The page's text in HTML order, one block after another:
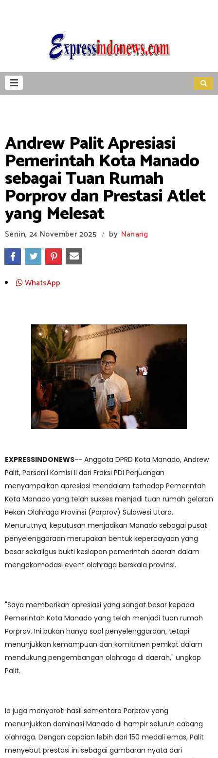
Andrew Palit Apresiasi
Pemerintah Kota Manado
sebagai Tuan Rumah
Porprov dan Prestasi Atlet
yang Melesat
Senin, 24 November 2025 / by Nanang
WhatsApp
EXPRESSINDONEWS-- Anggota DPRD Kota Manado, Andrew
Palit, Personil Komisi II dari Fraksi PDI Perjuangan
menyampaikan apresiasi mendalam terhadap Pemerintah
Kota Manado yang telah sukses menjadi tuan rumah gelaran
Pekan Olahraga Provinsi (Porprov) Sulawesi Utara.
Menurutnya, keputusan menjadikan Manado sebagai pusat
penyelenggaraan merupakan bentuk kepercayaan yang
besar sekaligus bukti kesiapan pemerintah daerah dalam
mengakomodasi event olahraga berskala provinsi.
"Saya memberikan apresiasi yang sangat besar kepada
Pemerintah Kota Manado yang telah menjadi tuan rumah
Porprov. Ini bukan hanya soal penyelenggaraan, tetapi
menunjukkan kemampuan dan komitmen pemkot dalam
mendukung pengembangan olahraga di daerah," ungkap
Palit.
Ia juga menyoroti hasil sementara Porprov yang
menunjukkan dominasi Manado di hampir seluruh cabang
olahraga. Dengan capaian lebih dari 150 medali emas, Palit
menyebut prestasi ini sebagai gambaran nyata dari